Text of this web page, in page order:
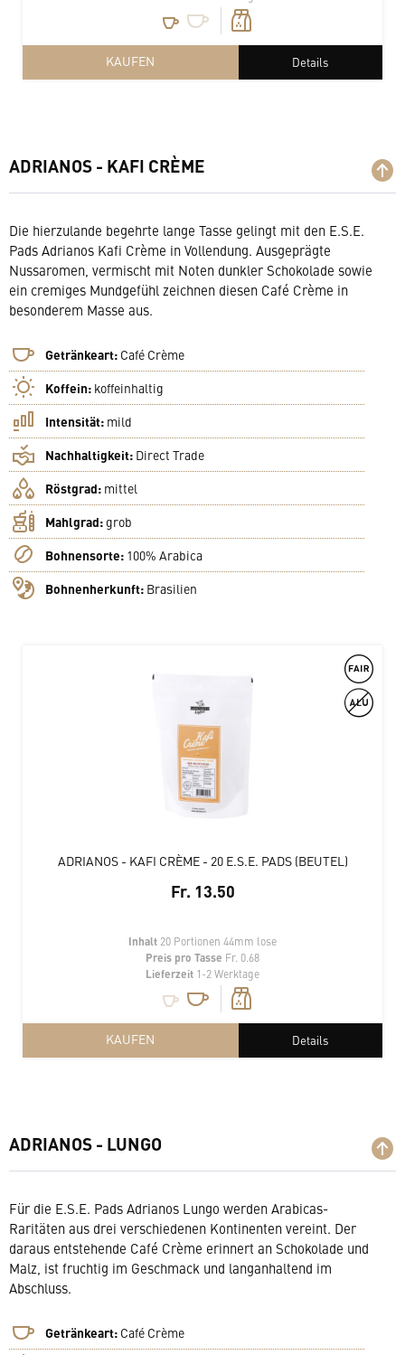
Details
KAUFEN
ADRIANOS - KAFI CRÈME
Die hierzulande begehrte lange Tasse gelingt mit den E.S.E.
Pads Adrianos Kafi Crème in Vollendung. Ausgeprägte
Nussaromen, vermischt mit Noten dunkler Schokolade sowie
ein cremiges Mundgefühl zeichnen diesen Café Crème in
besonderem Masse aus.
Getränkeart: Café Crème
Koffein: koffeinhaltig
Intensität: mild
Nachhaltigkeit: Direct Trade
Röstgrad: mittel
Mahlgrad: grob
Bohnensorte: 100% Arabica
Bohnenherkunft: Brasilien
ADRIANOS - KAFI CRÈME - 20 E.S.E. PADS (BEUTEL)
Fr. 13.50
Inhalt 20 Portionen 44mm lose
Preis pro Tasse Fr. 0.68
Lieferzeit 1-2 Werktage
Details
KAUFEN
ADRIANOS - LUNGO
Für die E.S.E. Pads Adrianos Lungo werden Arabicas-
Raritäten aus drei verschiedenen Kontinenten vereint. Der
daraus entstehende Café Crème erinnert an Schokolade und
Malz, ist fruchtig im Geschmack und langanhaltend im
Abschluss.
Getränkeart: Café Crème